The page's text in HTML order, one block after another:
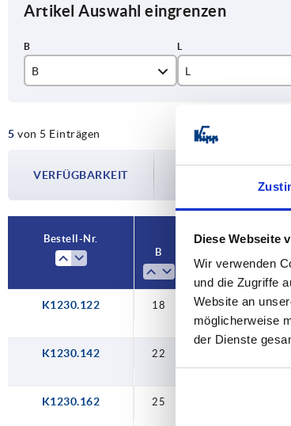
Diese Webseite
Wir verwenden
und die Zugriffe
Website an
möglicherweise
der Dienste
Artikel Auswahl eingrenzen
B
22
28
L
55
68
5 von 5 Einträgen
VERFÜGBARKEIT
Bestell-Nr.
B
min.
K1230.122 18 52 2,5
K1230.142 22
K1230.162 25